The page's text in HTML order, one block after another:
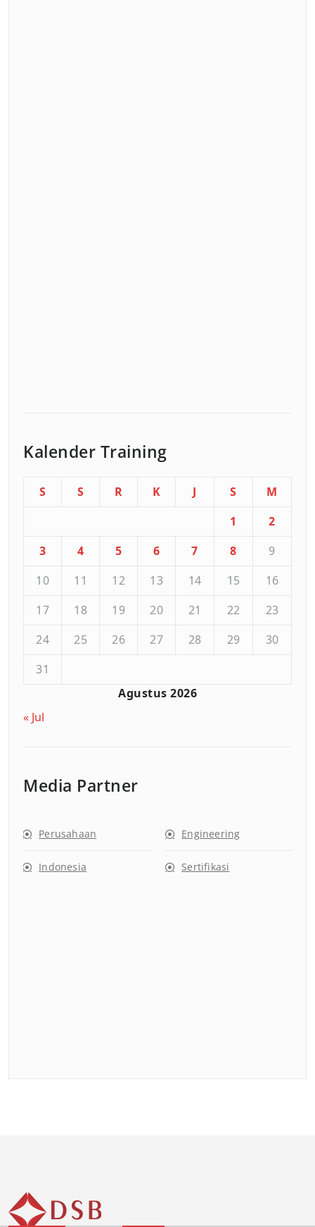
Kalender Training
Agustus 2026
S S R K J S
M
1
2
3
4 5 6 7 8
9
10
11 12 13 14 15
16
17
18 19 20 21 22
23
24
25 26 27 28 29
30
31
« Jul
Media Partner
Perusahaan
Indonesia
Engineering
Sertifikasi